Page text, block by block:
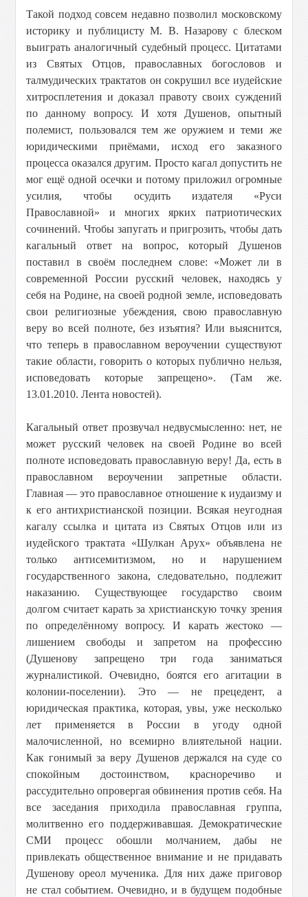
Такой подход совсем недавно позволил московскому
историку и публицисту М. В. Назарову с блеском
выиграть аналогичный судебный процесс. Цитатами
из Святых Отцов, православных богословов и
талмудических трактатов он сокрушил все иудейские
хитросплетения и доказал правоту своих суждений
по данному вопросу. И хотя Душенов, опытный
полемист, пользовался тем же оружием и теми же
юридическими приёмами, исход его заказного
процесса оказался другим. Просто кагал допустить не
мог ещё одной осечки и потому приложил огромные
усилия, чтобы осудить издателя «Руси
Православной» и многих ярких патриотических
сочинений. Чтобы запугать и пригрозить, чтобы дать
кагальный ответ на вопрос, который Душенов
поставил в своём последнем слове: «Может ли в
современной России русский человек, находясь у
себя на Родине, на своей родной земле, исповедовать
свои религиозные убеждения, свою православную
веру во всей полноте, без изъятия? Или выяснится,
что теперь в православном вероучении существуют
такие области, говорить о которых публично нельзя,
исповедовать которые запрещено». (Там же.
13.01.2010. Лента новостей).
Кагальный ответ прозвучал недвусмысленно: нет, не
может русский человек на своей Родине во всей
полноте исповедовать православную веру! Да, есть в
православном вероучении запретные области.
Главная — это православное отношение к иудаизму и
к его антихристианской позиции. Всякая неугодная
кагалу ссылка и цитата из Святых Отцов или из
иудейского трактата «Шулкан Арух» объявлена не
только антисемитизмом, но и нарушением
государственного закона, следовательно, подлежит
наказанию. Существующее государство своим
долгом считает карать за христианскую точку зрения
по определённому вопросу. И карать жестоко —
лишением свободы и запретом на профессию
(Душенову запрещено три года заниматься
журналистикой. Очевидно, боятся его агитации в
колонии-поселении). Это — не прецедент, а
юридическая практика, которая, увы, уже несколько
лет применяется в России в угоду одной
малочисленной, но всемирно влиятельной нации.
Как гонимый за веру Душенов держался на суде со
спокойным достоинством, красноречиво и
рассудительно опровергая обвинения против себя. На
все заседания приходила православная группа,
молитвенно его поддерживавшая. Демократические
СМИ процесс обошли молчанием, дабы не
привлекать общественное внимание и не придавать
Душенову ореол мученика. Для них даже приговор
не стал событием. Очевидно, и в будущем подобные